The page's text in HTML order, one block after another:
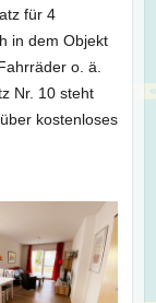
für 4
in dem Objekt
o. ä.
Nr. 10 steht
kostenloses